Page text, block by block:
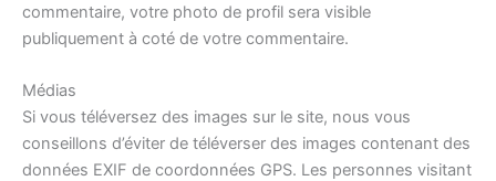
commentaire, votre photo de profil sera visible
publiquement à coté de votre commentaire.
Médias
Si vous téléversez des images sur le site, nous vous
conseillons d’éviter de téléverser des images contenant des
données EXIF de coordonnées GPS. Les personnes visitant